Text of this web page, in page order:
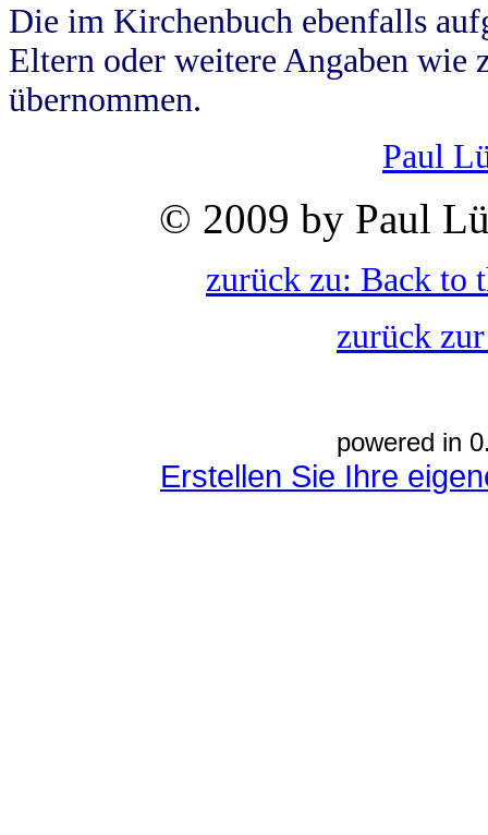
Die im Kirchenbuch ebenfalls
Eltern oder weitere Angaben wie
übernommen.
Paul
© 2009 by Paul
zurück zu: Back to
zurück
powered in
Erstellen Sie Ihre